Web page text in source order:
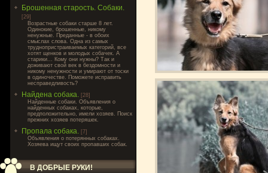
Брошенная старость. Собаки.
[29]
Возрастные собаки старше 8 лет.
Одинокие, брошенные, никому
ненужные. Преданные - в обоих
смыслах слова. Одна из самых
труднопристраиваемых категорий, все
хотят щенков и молодых собачек. А
старики... Кому они нужны? Так и
доживают свой век в бездомности и
никому ненужности и умирают от тоски
в одиночестве. Поможете исправить
несправедливость?
Найдена собака. [28]
Найденные собаки. Объявления о
найденных собаках, которые,
предположительно, имели хозяев. Поиск
прежних хозяев потеряшек.
Пропала собака. [7]
Объявления о потерянных собаках.
Хозяева ищут своих пропавших собак.
В ДОБРЫЕ РУКИ!